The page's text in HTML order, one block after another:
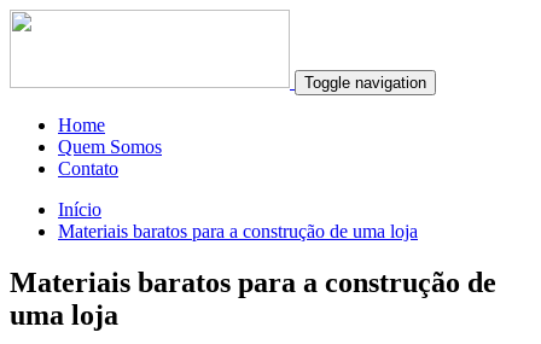
Toggle navigation
Home
Quem Somos
Contato
Início
Materiais baratos para a construção de uma loja
Materiais baratos para a construção de
uma loja